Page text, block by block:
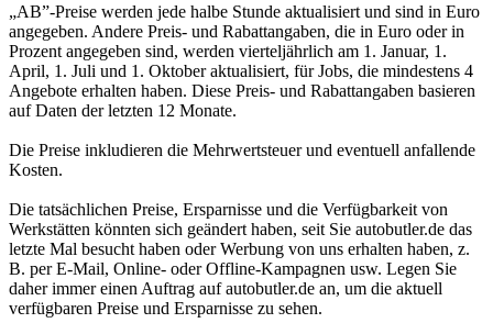
„AB”-Preise werden jede halbe Stunde aktualisiert und sind in Euro
angegeben. Andere Preis- und Rabattangaben, die in Euro oder in
Prozent angegeben sind, werden vierteljährlich am 1. Januar, 1.
April, 1. Juli und 1. Oktober aktualisiert, für Jobs, die mindestens 4
Angebote erhalten haben. Diese Preis- und Rabattangaben basieren
auf Daten der letzten 12 Monate.
Die Preise inkludieren die Mehrwertsteuer und eventuell anfallende
Kosten.
Die tatsächlichen Preise, Ersparnisse und die Verfügbarkeit von
Werkstätten könnten sich geändert haben, seit Sie autobutler.de das
letzte Mal besucht haben oder Werbung von uns erhalten haben, z.
B. per E-Mail, Online- oder Offline-Kampagnen usw. Legen Sie
daher immer einen Auftrag auf autobutler.de an, um die aktuell
verfügbaren Preise und Ersparnisse zu sehen.